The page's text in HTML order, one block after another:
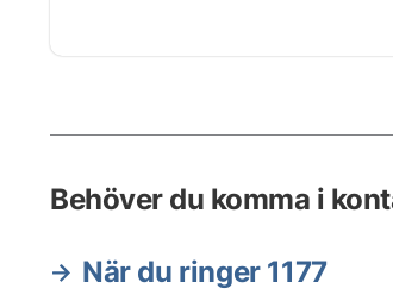
Behöver du komma i
När du ringer 1177